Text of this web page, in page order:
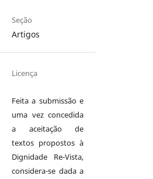
Seção
Artigos
Licença
Feita a submissão e
uma vez concedida
a aceitação de
textos propostos à
Dignidade Re-Vista,
considera-se dada a